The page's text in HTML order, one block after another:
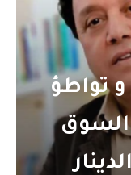
و تواطؤ
السوق